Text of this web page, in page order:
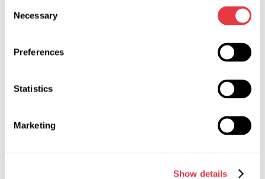
Selection
Necessary
Preferences
Statistics
Marketing
Show details
Współpraca jest potwierdzana oficjalną umową określającą
prawa i obowiązki obu stron.
dystrybutora
Udane partnerstwo opiera się na wzajemnym zaufaniu,